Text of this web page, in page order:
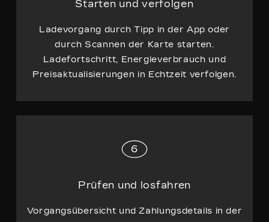
Starten und verfolgen
Ladevorgang durch Tipp in der App oder
durch Scannen der Karte starten.
Ladefortschritt, Energieverbrauch und
Preisaktualisierungen in Echtzeit verfolgen.
Prüfen und losfahren
Vorgangsübersicht und Zahlungsdetails in der